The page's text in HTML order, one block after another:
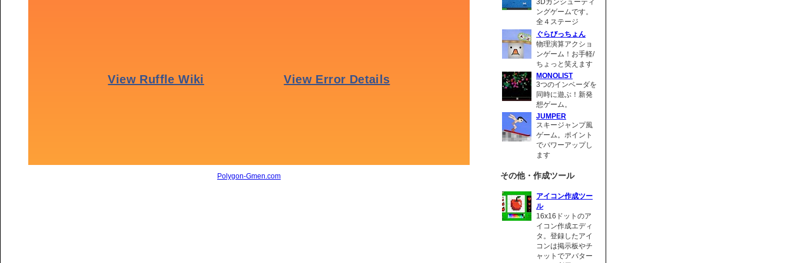
Polygon-Gmen.com
3Dガンシューティ
ングゲームです。
全４ステージ
ぐらびっちょん
物理演算アクショ
ンゲーム！お手軽/
ちょっと笑えます
MONOLIST
3つのインベーダを
同時に遊ぶ！新発
想ゲーム。
JUMPER
スキージャンプ風
ゲーム。ポイント
でパワーアップし
ます
その他・作成ツール
アイコン作成ツー
ル
16x16ドットのア
イコン作成エディ
タ。登録したアイ
コンは掲示板やチ
ャットでアバター